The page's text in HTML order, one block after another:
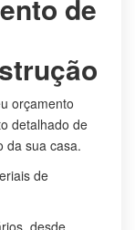
de
orçamento
detalhado de
da sua casa.
de
desde